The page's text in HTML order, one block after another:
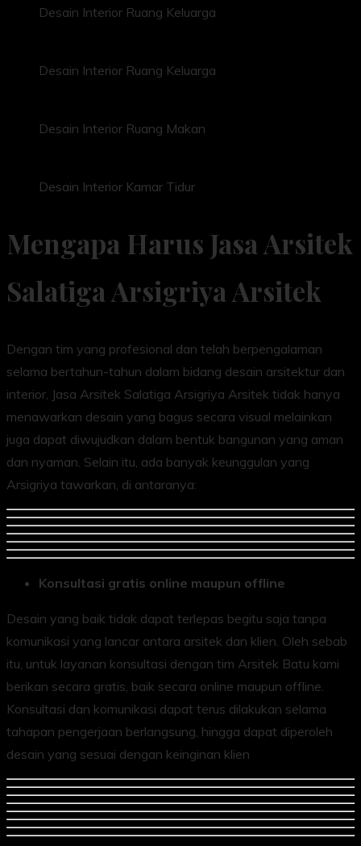
Desain Interior Ruang Keluarga
Desain Interior Ruang Keluarga
Desain Interior Ruang Makan
Desain Interior Kamar Tidur
Mengapa Harus Jasa Arsitek
Salatiga Arsigriya Arsitek
Dengan tim yang profesional dan telah berpengalaman
selama bertahun-tahun dalam bidang desain arsitektur dan
interior, Jasa Arsitek Salatiga Arsigriya Arsitek tidak hanya
menawarkan desain yang bagus secara visual melainkan
juga dapat diwujudkan dalam bentuk bangunan yang aman
dan nyaman. Selain itu, ada banyak keunggulan yang
Arsigriya tawarkan, di antaranya:
Konsultasi gratis online maupun offline
Desain yang baik tidak dapat terlepas begitu saja tanpa
komunikasi yang lancar antara arsitek dan klien. Oleh sebab
itu, untuk layanan konsultasi dengan tim Arsitek Batu kami
berikan secara gratis, baik secara online maupun offline.
Konsultasi dan komunikasi dapat terus dilakukan selama
tahapan pengerjaan berlangsung, hingga dapat diperoleh
desain yang sesuai dengan keinginan klien